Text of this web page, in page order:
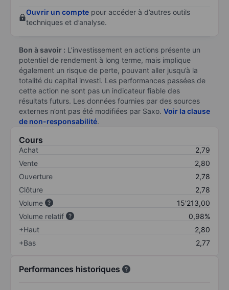
Ouvrir un compte pour accéder à d’autres outils
techniques et d’analyse.
Bon à savoir : L’investissement en actions présente un
potentiel de rendement à long terme, mais implique
également un risque de perte, pouvant aller jusqu’à la
totalité du capital investi. Les performances passées de
cette action ne sont pas un indicateur fiable des
résultats futurs. Les données fournies par des sources
externes n’ont pas été modifiées par Saxo. Voir la clause
de non-responsabilité.
Cours
Achat
2,79
Vente
2,80
Ouverture
2,78
Clôture
2,78
Volume
15'213,00
Volume relatif
0,98%
+Haut
2,80
+Bas
2,77
Performances historiques